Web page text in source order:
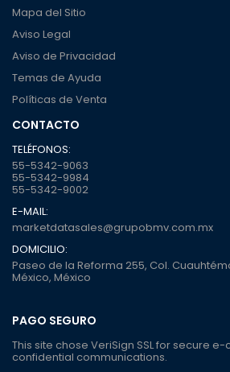
Mapa del Sitio
Aviso Legal
Aviso de Privacidad
Temas de Ayuda
Políticas de Venta
CONTACTO
TELÉFONOS:
55-5342-9063
55-5342-9984
55-5342-9002
E-MAIL:
marketdatasales@grupobmv.com.mx
DOMICILIO:
Paseo de la Reforma 255, Col.
México, México
PAGO SEGURO
This site chose VeriSign SSL for secure
confidential communications.